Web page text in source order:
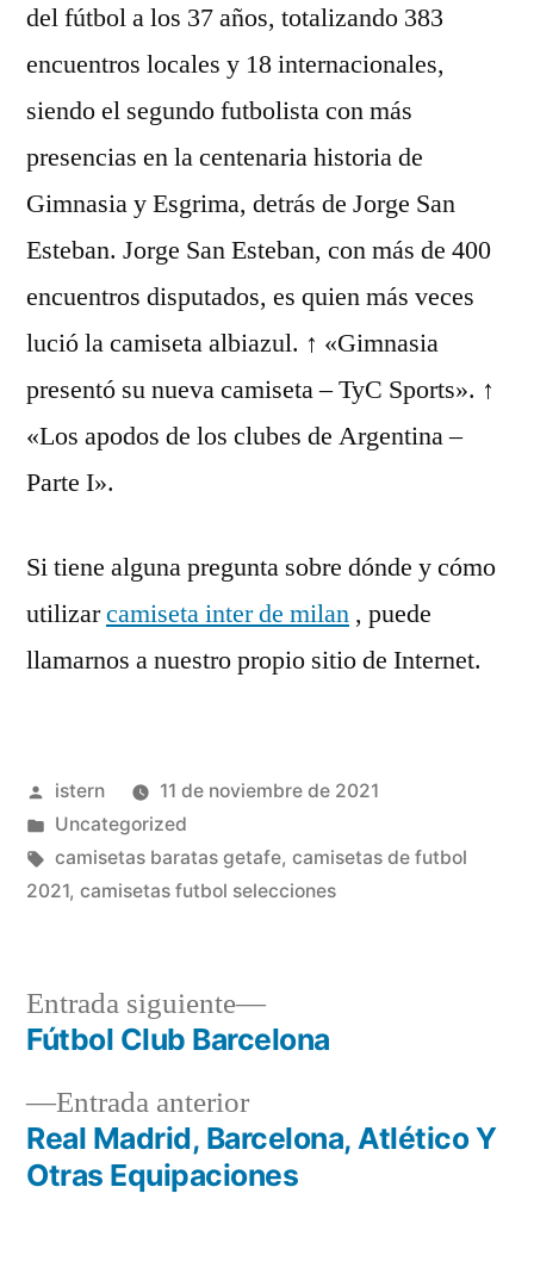
del fútbol a los 37 años, totalizando 383
encuentros locales y 18 internacionales,
siendo el segundo futbolista con más
presencias en la centenaria historia de
Gimnasia y Esgrima, detrás de Jorge San
Esteban. Jorge San Esteban, con más de 400
encuentros disputados, es quien más veces
lució la camiseta albiazul. ↑ «Gimnasia
presentó su nueva camiseta – TyC Sports». ↑
«Los apodos de los clubes de Argentina –
Parte I».
Si tiene alguna pregunta sobre dónde y cómo
utilizarcamiseta inter de milan , puede
llamarnos a nuestro propio sitio de Internet.
Publicado
por
istern
11 de noviembre de 2021
Publicado
en
Uncategorized
Etiquetas:
camisetas baratas getafe, camisetas de futbol
2021, camisetas futbol selecciones
Navegación
de
entradas
Entrada anteriorEntrada
anterior:
Real Madrid, Barcelona, Atlético Y
Otras Equipaciones
Entrada siguiente
Entrada
siguiente:
Fútbol Club Barcelona